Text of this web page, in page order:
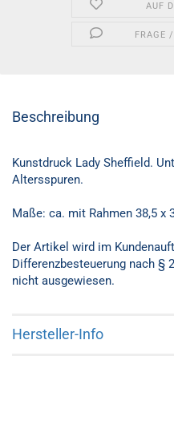
AUF
FRAGE
Beschreibung
Kunstdruck Lady Sheffield.
Altersspuren.
Maße: ca. mit Rahmen 38,5 x
Der Artikel wird im
Differenzbesteuerung nach §
nicht ausgewiesen.
Hersteller-Info